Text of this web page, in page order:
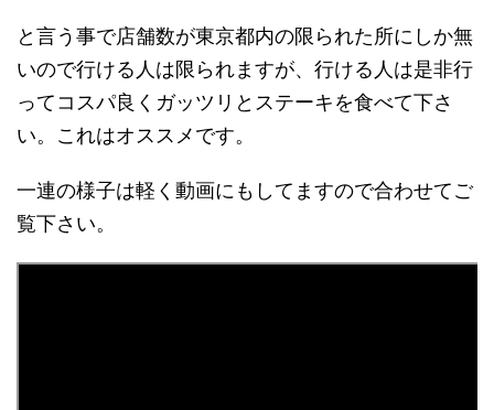
と言う事で店舗数が東京都内の限られた所にしか無
いので行ける人は限られますが、行ける人は是非行
ってコスパ良くガッツリとステーキを食べて下さ
い。これはオススメです。
一連の様子は軽く動画にもしてますので合わせてご
覧下さい。